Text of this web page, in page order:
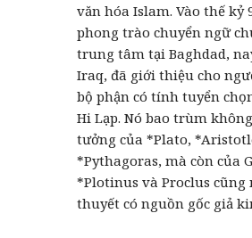
văn hóa Islam. Vào thế kỷ 9
phong trào chuyển ngữ
trung tâm tại Baghdad,
Iraq, đã giới thiệu cho
bộ phận có tính tuyển
Hi Lạp. Nó bao trùm
tưởng của *Plato,
*Pythagoras, mà còn của
*Plotinus và Proclus cũng
thuyết có nguồn gốc giả